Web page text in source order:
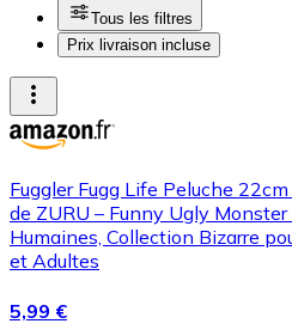
Tous les filtres
Prix livraison incluse
Fuggler Fugg Life Peluche
de ZURU – Funny Ugly
Humaines, Collection Bizarre
et Adultes
5,99 €